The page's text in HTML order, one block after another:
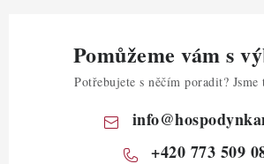
Pomůžeme vám s
Potřebujete s něčím poradit? Jsme
info@
+420 773 509